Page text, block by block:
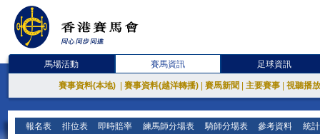
馬場活動 賽馬資訊 足球資訊
賽事資料(本地) 賽事資料(越洋轉播) 賽馬新聞 主要賽事 視聽播
報名表 排位表 即時賠率 練馬師分場表 騎師分場表 參考資料 統